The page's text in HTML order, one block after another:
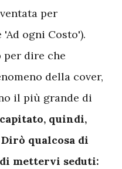
per
ogni Costo').
per dire che
della cover,
il più grande di
quindi,
qualcosa di
mettervi seduti: